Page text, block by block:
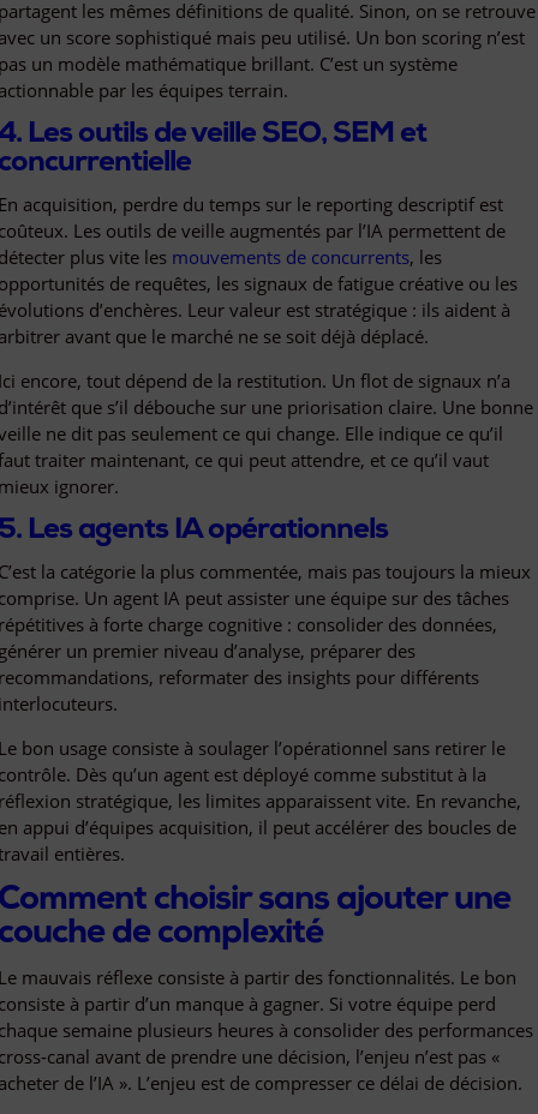
les mêmes définitions de qualité. Sinon, on se retrouve
un score sophistiqué mais peu utilisé. Un bon scoring n’est
un modèle mathématique brillant. C’est un système
par les équipes terrain.
Les outils de veille SEO, SEM et
acquisition, perdre du temps sur le reporting descriptif est
Les outils de veille augmentés par l’IA permettent de
plus vite les mouvements de concurrents, les
de requêtes, les signaux de fatigue créative ou les
d’enchères. Leur valeur est stratégique : ils aident à
avant que le marché ne se soit déjà déplacé.
encore, tout dépend de la restitution. Un flot de signaux n’a
que s’il débouche sur une priorisation claire. Une bonne
ne dit pas seulement ce qui change. Elle indique ce qu’il
traiter maintenant, ce qui peut attendre, et ce qu’il vaut
ignorer.
Les agents IA opérationnels
la catégorie la plus commentée, mais pas toujours la mieux
Un agent IA peut assister une équipe sur des tâches
à forte charge cognitive : consolider des données,
un premier niveau d’analyse, préparer des
reformater des insights pour différents
bon usage consiste à soulager l’opérationnel sans retirer le
Dès qu’un agent est déployé comme substitut à la
stratégique, les limites apparaissent vite. En revanche,
appui d’équipes acquisition, il peut accélérer des boucles de
entières.
choisir sans ajouter une
de complexité
mauvais réflexe consiste à partir des fonctionnalités. Le bon
à partir d’un manque à gagner. Si votre équipe perd
semaine plusieurs heures à consolider des performances
canal avant de prendre une décision, l’enjeu n’est pas «
de l’IA ». L’enjeu est de compresser ce délai de décision.